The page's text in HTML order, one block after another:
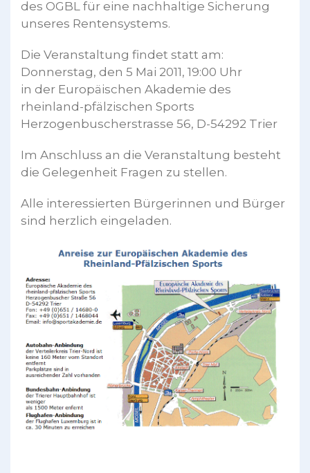
des OGBL für eine nachhaltige Sicherung
unseres Rentensystems.
Die Veranstaltung findet statt am:
Donnerstag, den 5 Mai 2011, 19:00 Uhr
in der Europäischen Akademie des
rheinland-pfälzischen Sports
Herzogenbuscherstrasse 56, D-54292 Trier
Im Anschluss an die Veranstaltung besteht
die Gelegenheit Fragen zu stellen.
Alle interessierten Bürgerinnen und Bürger
sind herzlich eingeladen.